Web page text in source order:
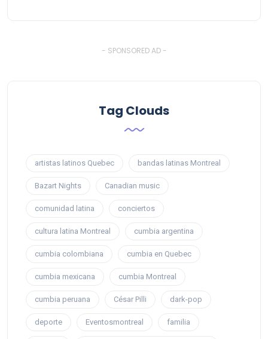
- SPONSORED AD -
Tag Clouds
artistas latinos Quebec bandas latinas Montreal
Bazart Nights Canadian music
comunidad latina conciertos
cultura latina Montreal cumbia argentina
cumbia colombiana cumbia en Quebec
cumbia mexicana cumbia Montreal
cumbia peruana César Pilli dark-pop
deporte Eventosmontreal familia